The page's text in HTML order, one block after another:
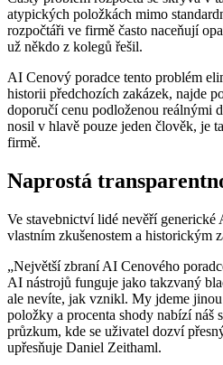
atypických položkách mimo
rozpočtáři ve firmě často naceňují
už někdo z kolegů řešil.
AI Cenový poradce tento problém
historii předchozích zakázek, najde
doporučí cenu podloženou reálnými
nosil v hlavě pouze jeden člověk, je
firmě.
Naprostá
Ve stavebnictví lidé nevěří generické
vlastním zkušenostem a historickým
„Největší zbraní AI Cenového
AI nástrojů funguje jako takzvaný
ale nevíte, jak vznikl. My jdeme
položky a procenta shody nabízí náš
průzkum, kde se uživatel dozví
upřesňuje Daniel Zeithaml.